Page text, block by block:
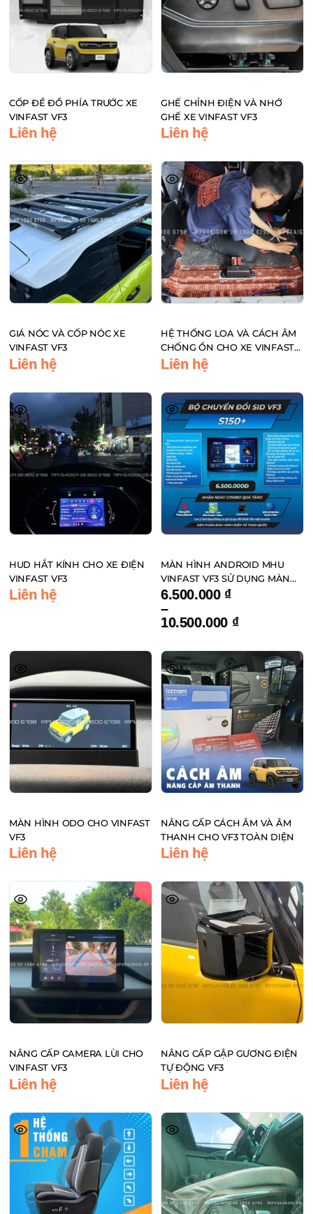
CỐP ĐỂ ĐỒ PHÍA TRƯỚC XE
VINFAST VF3
Liên hệ
GHẾ CHỈNH ĐIỆN VÀ NHỚ
GHẾ XE VINFAST VF3
Liên hệ
GIÁ NÓC VÀ CỐP NÓC XE
VINFAST VF3
Liên hệ
HỆ THỐNG LOA VÀ CÁCH ÂM
CHỐNG ỒN CHO XE VINFAST
VF3
Liên hệ
HUD HẮT KÍNH CHO XE ĐIỆN
VINFAST VF3
Liên hệ
MÀN HÌNH ANDROID MHU
VINFAST VF3 SỬ DỤNG MÀN
HÌNH ZIN NGUYÊN BẢN TÍCH
6.500.000 ₫
–
10.500.000 ₫
Khoảng
giá:
từ
đến
10.500.000 ₫
Sản
này
có
nhiều
biến
thể.
Các
tùy
chọn
có
được
chọn
trên
trang
sản
phẩm
MÀN HÌNH ODO CHO VINFAST
VF3
Liên hệ
NÂNG CẤP CÁCH ÂM VÀ ÂM
THANH CHO VF3 TOÀN DIỆN
Liên hệ
NÂNG CẤP CAMERA LÙI CHO
VINFAST VF3
Liên hệ
NÂNG CẤP GẬP GƯƠNG ĐIỆN
TỰ ĐỘNG VF3
Liên hệ